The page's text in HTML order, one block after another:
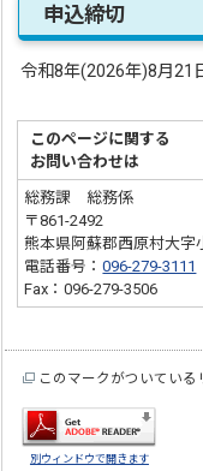
申込締切
令和8年(2026年)8月21
このページに関する
お問い合わせは
総務課 総務係
〒861-2492
熊本県阿蘇郡西原村大字
電話番号：096-279-3111
Fax：096-279-3506
このマークがついてい
別ウィンドウで開きます